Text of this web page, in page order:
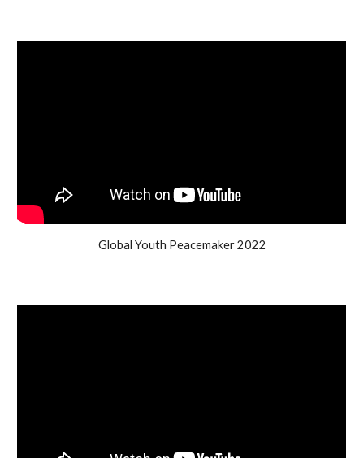
Global Youth Peacemaker 2022